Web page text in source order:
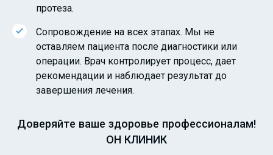
протеза.
Сопровождение на всех этапах. Мы не
оставляем пациента после диагностики или
операции. Врач контролирует процесс, дает
рекомендации и наблюдает результат до
завершения лечения.
Доверяйте ваше здоровье профессионалам!
ОН КЛИНИК